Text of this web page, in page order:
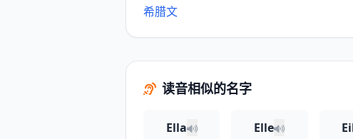
希腊文
读音相似的名字
Ella Elle